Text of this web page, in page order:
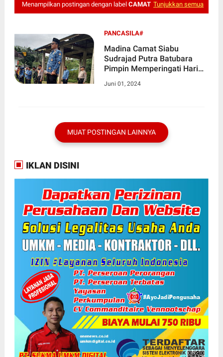
Menampilkan postingan dengan label CAMAT Tunjukkan semua
PANCASILA#
Madina Camat Siabu
Sudrajad Putra Batubara
Pimpin Memperingati Hari
Juni 01, 2024
MUAT POSTINGAN LAINNYA
IKLAN DISINI